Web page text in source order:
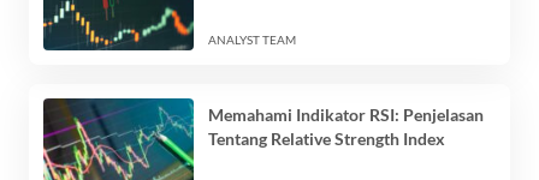
ANALYST TEAM
Memahami Indikator RSI: Penjelasan
Tentang Relative Strength Index